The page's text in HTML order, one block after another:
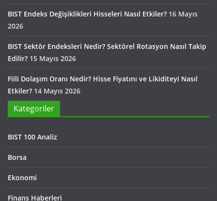
BIST Endeks Değişiklikleri Hisseleri Nasıl Etkiler? 16 Mayıs
2026
BIST Sektör Endeksleri Nedir? Sektörel Rotasyon Nasıl Takip
Edilir? 15 Mayıs 2026
Fiili Dolaşım Oranı Nedir? Hisse Fiyatını ve Likiditeyi Nasıl
Etkiler? 14 Mayıs 2026
Kategoriler
BIST 100 Analiz
Borsa
Ekonomi
Finans Haberleri